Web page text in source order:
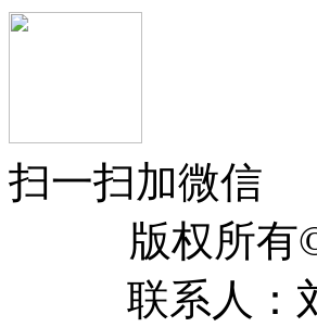
扫一扫加微信
版权所
联系人：